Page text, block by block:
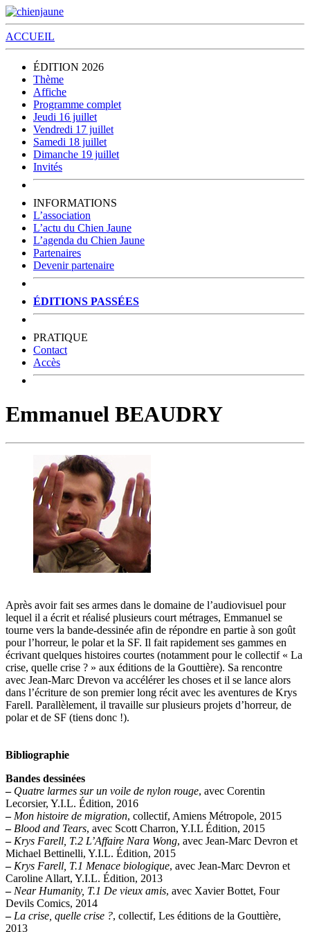
ACCUEIL
ÉDITION 2026
Thème
Affiche
Programme complet
Jeudi 16 juillet
Vendredi 17 juillet
Samedi 18 juillet
Dimanche 19 juillet
Invités
INFORMATIONS
L’association
L’actu du Chien Jaune
L’agenda du Chien Jaune
Partenaires
Devenir partenaire
ÉDITIONS PASSÉES
PRATIQUE
Contact
Accès
Emmanuel BEAUDRY
Après avoir fait ses armes dans le domaine de l’audiovisuel pour
lequel il a écrit et réalisé plusieurs court métrages, Emmanuel se
tourne vers la bande-dessinée afin de répondre en partie à son goût
pour l’horreur, le polar et la SF. Il fait rapidement ses gammes en
écrivant quelques histoires courtes (notamment pour le collectif « La
crise, quelle crise ? » aux éditions de la Gouttière). Sa rencontre
avec Jean-Marc Drevon va accélérer les choses et il se lance alors
dans l’écriture de son premier long récit avec les aventures de Krys
Farell. Parallèlement, il travaille sur plusieurs projets d’horreur, de
polar et de SF (tiens donc !).
Bibliographie
Bandes dessinées
– Quatre larmes sur un voile de nylon rouge, avec Corentin
Lecorsier, Y.I.L. Édition, 2016
– Mon histoire de migration, collectif, Amiens Métropole, 2015
– Blood and Tears, avec Scott Charron, Y.I.L Édition, 2015
– Krys Farell, T.2 L’Affaire Nara Wong, avec Jean-Marc Devron et
Michael Bettinelli, Y.I.L. Édition, 2015
– Krys Farell, T.1 Menace biologique, avec Jean-Marc Devron et
Caroline Allart, Y.I.L. Édition, 2013
– Near Humanity, T.1 De vieux amis, avec Xavier Bottet, Four
Devils Comics, 2014
– La crise, quelle crise ?, collectif, Les éditions de la Gouttière,
2013